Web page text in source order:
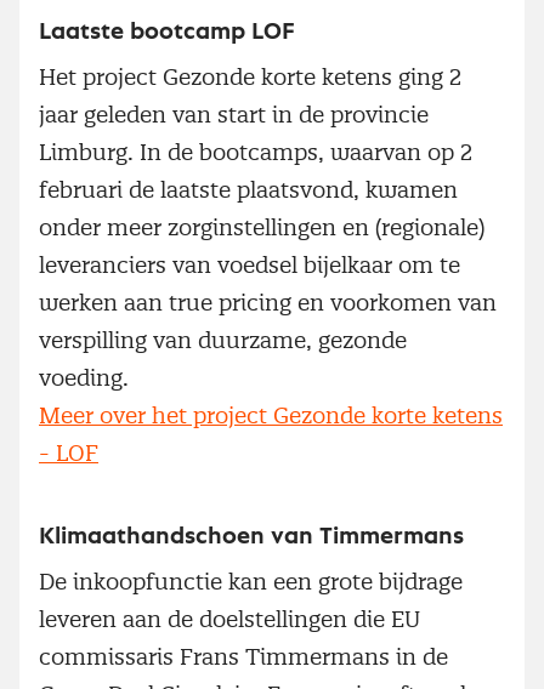
Laatste bootcamp LOF
Het project Gezonde korte ketens ging 2
jaar geleden van start in de provincie
Limburg. In de bootcamps, waarvan op 2
februari de laatste plaatsvond, kwamen
onder meer zorginstellingen en (regionale)
leveranciers van voedsel bijelkaar om te
werken aan true pricing en voorkomen van
verspilling van duurzame, gezonde
voeding.
Meer over het project Gezonde korte ketens
- LOF
Klimaathandschoen van Timmermans
De inkoopfunctie kan een grote bijdrage
leveren aan de doelstellingen die EU
commissaris Frans Timmermans in de